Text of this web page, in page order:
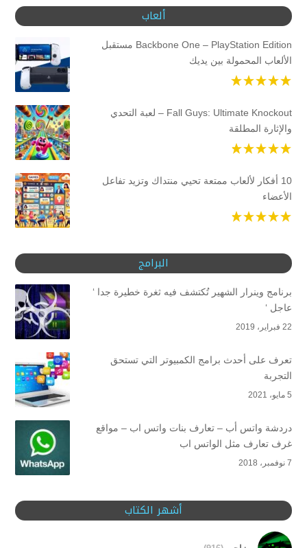
ألعاب
Backbone One – PlayStation Edition مستقبل
الألعاب المحمولة بين يديك
Fall Guys: Ultimate Knockout – لعبة التحدي
والإثارة المطلقة
10 أفكار لألعاب ممتعة تحيي منتداك وتزيد تفاعل
الأعضاء
البرامج
برنامج وينرار الشهير تُكتشف فيه ثغرة خطيرة جدا ‘
عاجل ‘
22 فبراير، 2019
تعرف على أحدث برامج الكمبيوتر التي تستحق
التجربة
5 مايو، 2021
دردشة واتس أب – تعارف بنات واتس اب – مواقع
غرف تعارف مثل الواتس اب
7 نوفمبر، 2018
أشهر الكتاب